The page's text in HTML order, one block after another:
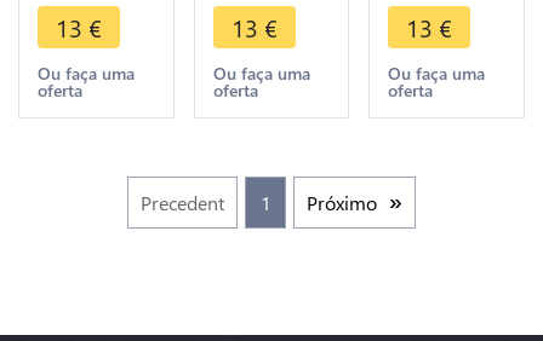
III 1930 BP
Silver ->
Make offer
13 €
Ou faça uma
oferta
III 1930 BP
Silver ->
Make offer
13 €
Ou faça uma
oferta
III 1930 BP
Silver ->
Make offer
13 €
Ou faça uma
oferta
Precedent 1 Próximo